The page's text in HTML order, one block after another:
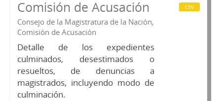
Comisión de Acusación
Consejo de la Magistratura de la Nación,
Comisión de Acusación
Detalle de los expedientes
culminados, desestimados o
resueltos, de denuncias a
magistrados, incluyendo modo de
culminación.
csv